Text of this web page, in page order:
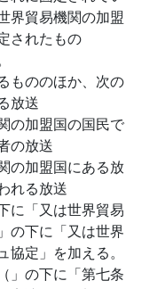
界貿易機関の加盟
されたもの
もののほか、次の
放送
の加盟国の国民で
の放送
の加盟国にある放
れる放送
に「又は世界貿易
の下に「又は世界
定」を加える。
」の下に「第七条